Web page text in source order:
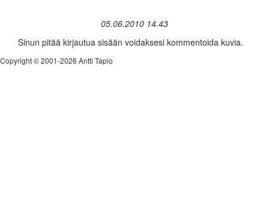
05.06.2010 14.43
Sinun pitää kirjautua sisään voidaksesi kommentoida kuvia.
Copyright © 2001-2026 Antti Tapio